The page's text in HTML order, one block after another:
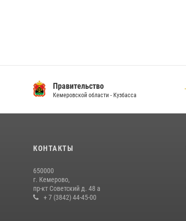
Правительство
Кемеровской области - Кузбасса
КОНТАКТЫ
650000
г. Кемерово,
пр-кт Советский д. 48 а
+ 7 (3842) 44-45-00